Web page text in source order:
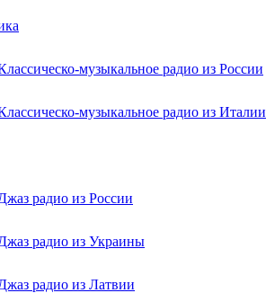
музыкальное радио из России
музыкальное радио из Италии
радио из России
радио из Украины
радио из Латвии